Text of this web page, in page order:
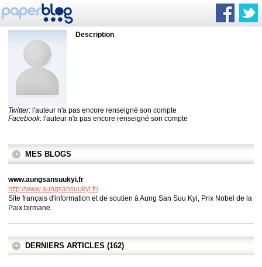
Description
Twitter: l'auteur n'a pas encore renseigné son compte
Facebook: l'auteur n'a pas encore renseigné son compte
MES BLOGS
www.aungsansuukyi.fr
http://www.aungsansuukyi.fr/
Site français d'information et de soutien à Aung San Suu Kyi, Prix Nobel de la
Paix birmane.
DERNIERS ARTICLES (162)